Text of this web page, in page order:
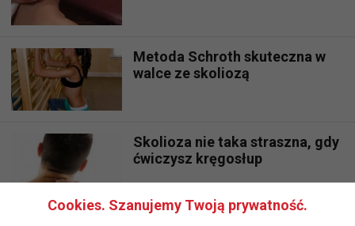
Metoda Schroth skuteczna w
walce ze skoliozą
Skolioza nie taka straszna, gdy
ćwiczysz kręgosłup
Cookies. Szanujemy Twoją prywatność.